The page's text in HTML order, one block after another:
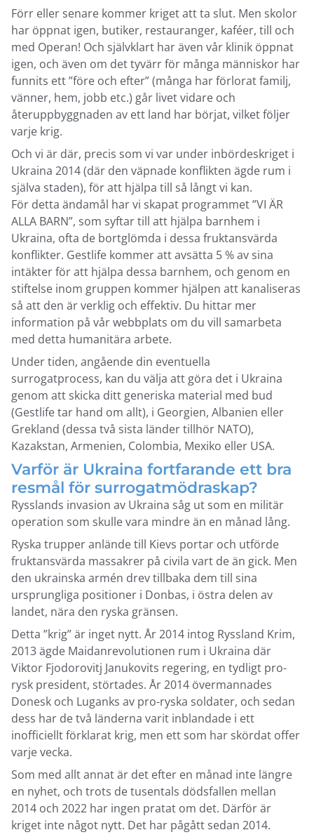
Förr eller senare kommer kriget att ta slut. Men skolor
har öppnat igen, butiker, restauranger, kaféer, till och
med Operan! Och självklart har även vår klinik öppnat
igen, och även om det tyvärr för många människor har
funnits ett ”före och efter” (många har förlorat familj,
vänner, hem, jobb etc.) går livet vidare och
återuppbyggnaden av ett land har börjat, vilket följer
varje krig.
Och vi är där, precis som vi var under inbördeskriget i
Ukraina 2014 (där den väpnade konflikten ägde rum i
själva staden), för att hjälpa till så långt vi kan.
För detta ändamål har vi skapat programmet ”VI ÄR
ALLA BARN”, som syftar till att hjälpa barnhem i
Ukraina, ofta de bortglömda i dessa fruktansvärda
konflikter. Gestlife kommer att avsätta 5 % av sina
intäkter för att hjälpa dessa barnhem, och genom en
stiftelse inom gruppen kommer hjälpen att kanaliseras
så att den är verklig och effektiv. Du hittar mer
information på vår webbplats om du vill samarbeta
med detta humanitära arbete.
Under tiden, angående din eventuella
surrogatprocess, kan du välja att göra det i Ukraina
genom att skicka ditt generiska material med bud
(Gestlife tar hand om allt), i Georgien, Albanien eller
Grekland (dessa två sista länder tillhör NATO),
Kazakstan, Armenien, Colombia, Mexiko eller USA.
Varför är Ukraina fortfarande ett bra
resmål för surrogatmödraskap?
Rysslands invasion av Ukraina såg ut som en militär
operation som skulle vara mindre än en månad lång.
Ryska trupper anlände till Kievs portar och utförde
fruktansvärda massakrer på civila vart de än gick. Men
den ukrainska armén drev tillbaka dem till sina
ursprungliga positioner i Donbas, i östra delen av
landet, nära den ryska gränsen.
Detta ”krig” är inget nytt. År 2014 intog Ryssland Krim,
2013 ägde Maidanrevolutionen rum i Ukraina där
Viktor Fjodorovitj Janukovits regering, en tydligt pro-
rysk president, störtades. År 2014 övermannades
Donesk och Luganks av pro-ryska soldater, och sedan
dess har de två länderna varit inblandade i ett
inofficiellt förklarat krig, men ett som har skördat offer
varje vecka.
Som med allt annat är det efter en månad inte längre
en nyhet, och trots de tusentals dödsfallen mellan
2014 och 2022 har ingen pratat om det. Därför är
kriget inte något nytt. Det har pågått sedan 2014.